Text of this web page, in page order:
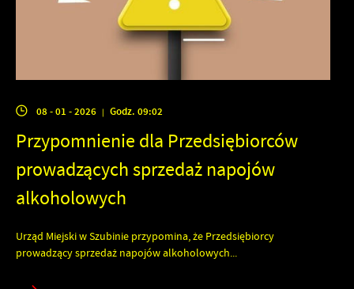
08 - 01 - 2026 | Godz. 09:02
Przypomnienie dla Przedsiębiorców
prowadzących sprzedaż napojów
alkoholowych
Urząd Miejski w Szubinie przypomina, że Przedsiębiorcy
prowadzący sprzedaż napojów alkoholowych...